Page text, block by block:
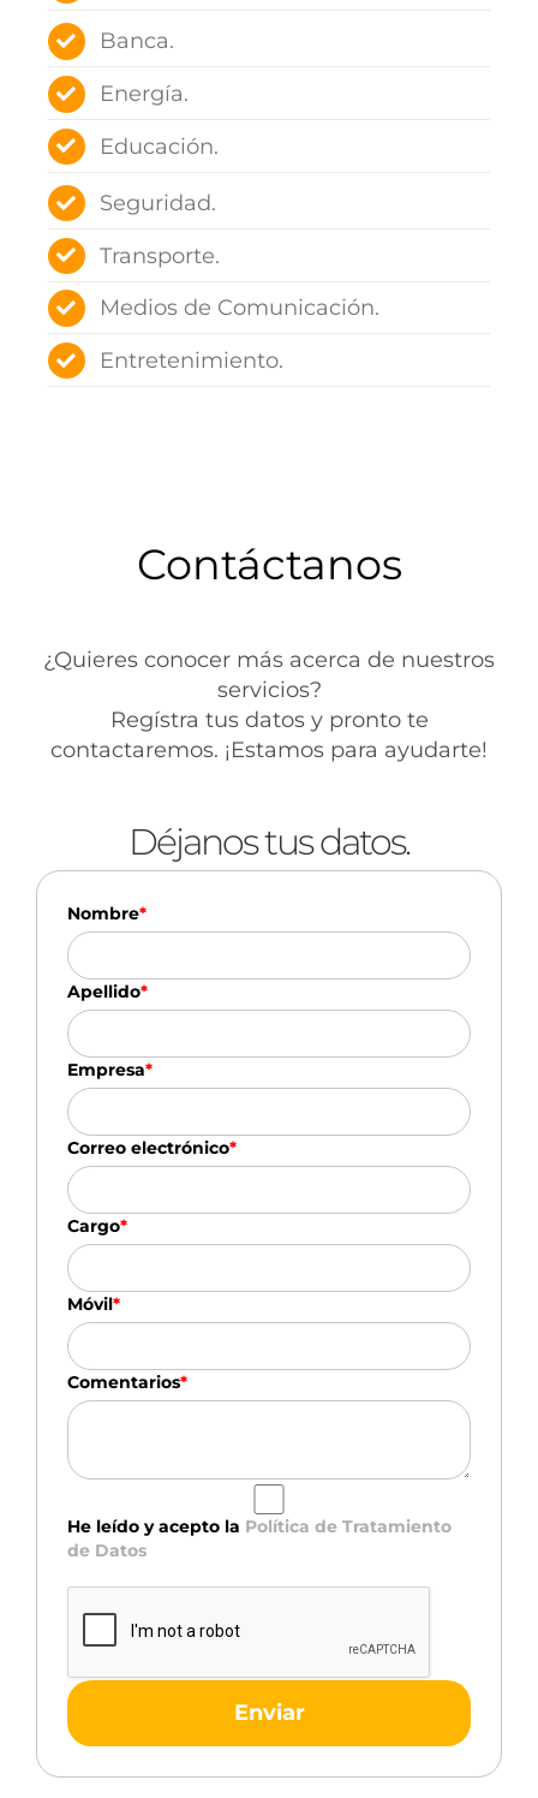
Banca.
Energía.
Educación.
Seguridad.
Transporte.
Medios de Comunicación.
Entretenimiento.
Contáctanos
¿Quieres conocer más acerca de nuestros
servicios?
Regístra tus datos y pronto te
contactaremos. ¡Estamos para ayudarte!
Déjanos tus datos.
Nombre*
Apellido*
Empresa*
Correo electrónico*
Cargo*
Móvil*
Comentarios*
He leído y acepto la Política de Tratamiento
de Datos
Enviar